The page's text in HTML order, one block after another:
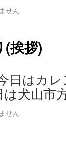
せん
(挨拶)
日はカ
犬山市
せん